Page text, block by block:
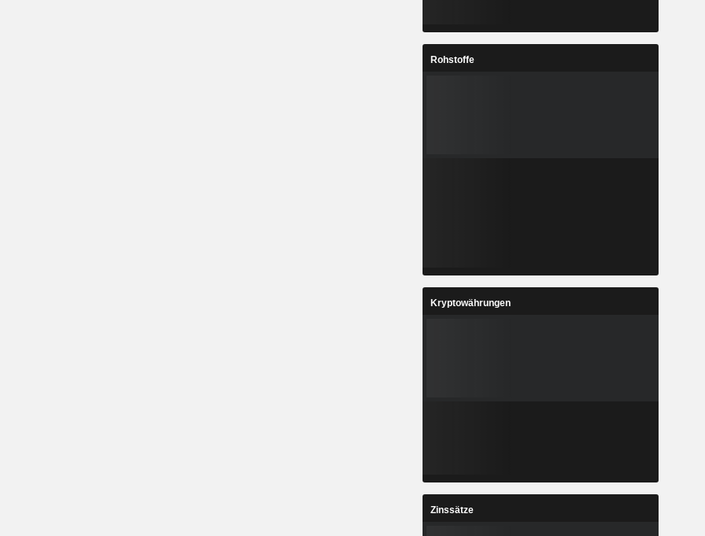
Rohstoffe
Kryptowährungen
Zinssätze